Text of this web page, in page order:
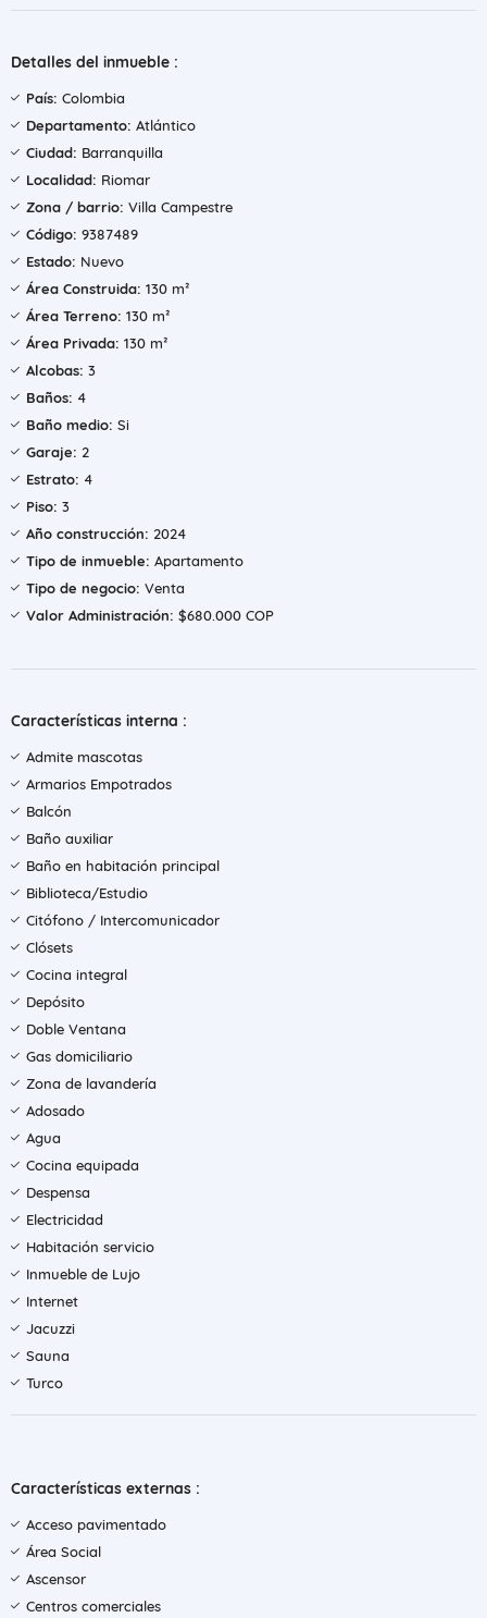
Detalles del inmueble :
País: Colombia
Departamento: Atlántico
Ciudad: Barranquilla
Localidad: Riomar
Zona / barrio: Villa Campestre
Código: 9387489
Estado: Nuevo
Área Construida: 130 m²
Área Terreno: 130 m²
Área Privada: 130 m²
Alcobas: 3
Baños: 4
Baño medio: Si
Garaje: 2
Estrato: 4
Piso: 3
Año construcción: 2024
Tipo de inmueble: Apartamento
Tipo de negocio: Venta
Valor Administración: $680.000 COP
Características interna :
Admite mascotas
Armarios Empotrados
Balcón
Baño auxiliar
Baño en habitación principal
Biblioteca/Estudio
Citófono / Intercomunicador
Clósets
Cocina integral
Depósito
Doble Ventana
Gas domiciliario
Zona de lavandería
Adosado
Agua
Cocina equipada
Despensa
Electricidad
Habitación servicio
Inmueble de Lujo
Internet
Jacuzzi
Sauna
Turco
Características externas :
Acceso pavimentado
Área Social
Ascensor
Centros comerciales